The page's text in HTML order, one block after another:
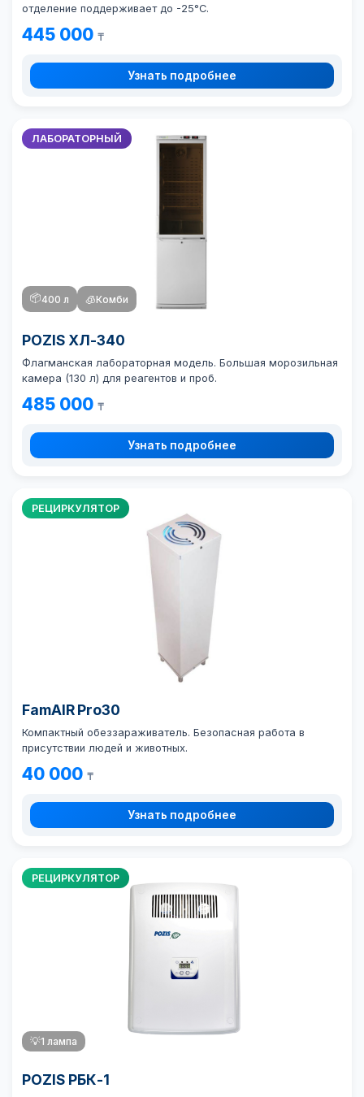
отделение поддерживает до -25°C.
445 000 ₸
Узнать подробнее
ЛАБОРАТОРНЫЙ
📦400 л 🧊Комби
POZIS ХЛ-340
Флагманская лабораторная модель. Большая морозильная
камера (130 л) для реагентов и проб.
485 000 ₸
Узнать подробнее
РЕЦИРКУЛЯТОР
FamAIR Pro30
Компактный обеззараживатель. Безопасная работа в
присутствии людей и животных.
40 000 ₸
Узнать подробнее
РЕЦИРКУЛЯТОР
💡1 лампа
POZIS РБК-1